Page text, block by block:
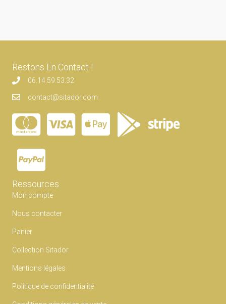
Restons En Contact !
06.14.59.53.32
contact@sitador.com
Ressources
Mon compte
Nous contacter
Panier
Collection Sitador
Mentions légales
Politique de confidentialité